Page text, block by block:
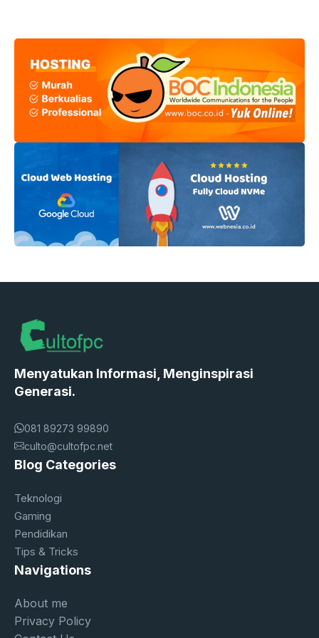
strategi cerdas untuk mengatur waktu harianmu agar lebih
fokus, produktif, dan tetap punya ruang untuk istirahat. Baik
Menyatukan Informasi, Menginspirasi
Generasi.
081 89273 99890
culto@cultofpc.net
Blog Categories
Teknologi
Gaming
Pendidikan
Tips & Tricks
Navigations
About me
Privacy Policy